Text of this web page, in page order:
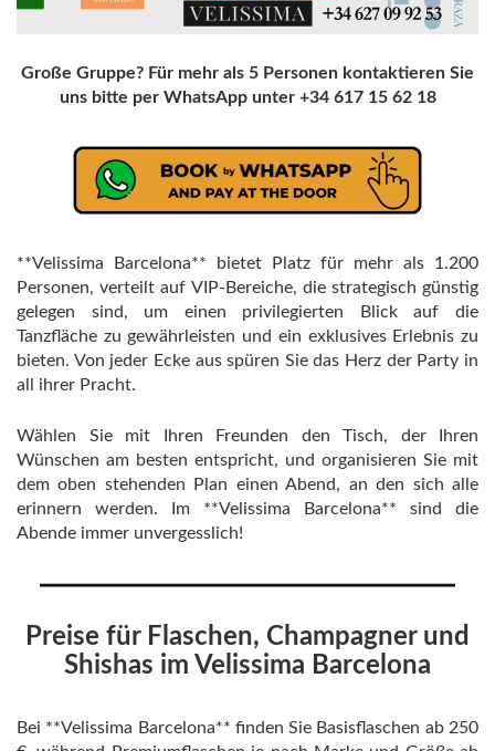
Große Gruppe? Für mehr als 5 Personen kontaktieren Sie
uns bitte per WhatsApp unter +34 617 15 62 18
**Velissima Barcelona** bietet Platz für mehr als 1.200
Personen, verteilt auf VIP-Bereiche, die strategisch günstig
gelegen sind, um einen privilegierten Blick auf die
Tanzfläche zu gewährleisten und ein exklusives Erlebnis zu
bieten. Von jeder Ecke aus spüren Sie das Herz der Party in
all ihrer Pracht.
Wählen Sie mit Ihren Freunden den Tisch, der Ihren
Wünschen am besten entspricht, und organisieren Sie mit
dem oben stehenden Plan einen Abend, an den sich alle
erinnern werden. Im **Velissima Barcelona** sind die
Abende immer unvergesslich!
Preise für Flaschen, Champagner und
Shishas im Velissima Barcelona
Bei **Velissima Barcelona** finden Sie Basisflaschen ab 250